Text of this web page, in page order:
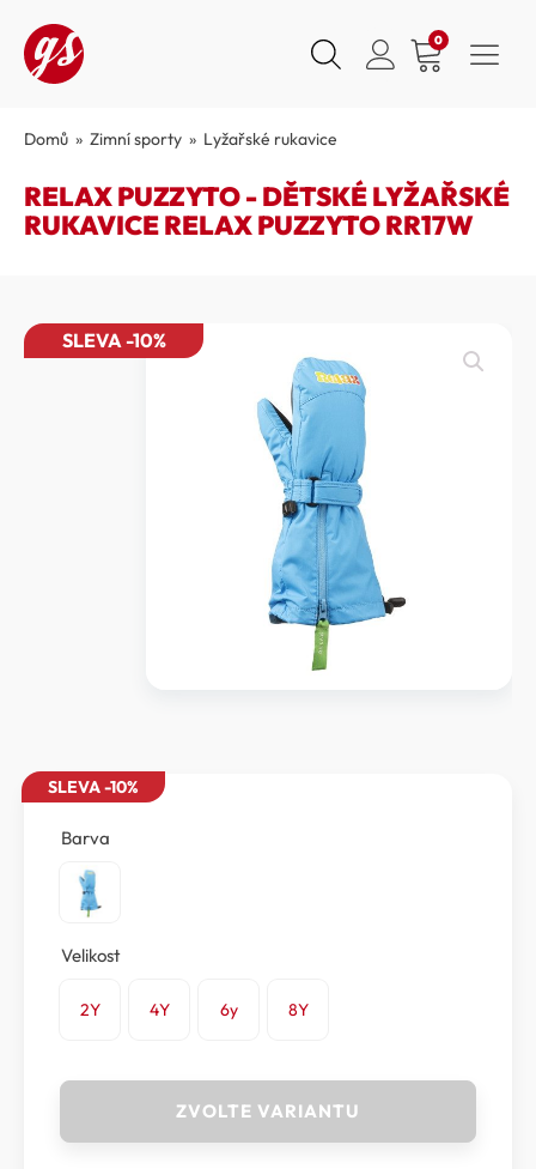
0
Domů » Zimní sporty » Lyžařské rukavice
RELAX PUZZYTO - DĚTSKÉ LYŽAŘSKÉ
RUKAVICE RELAX PUZZYTO RR17W
SLEVA -10%
SLEVA -10%
Barva
Velikost
2Y 4Y 6y 8Y
-
ZVOLTE VARIANTU